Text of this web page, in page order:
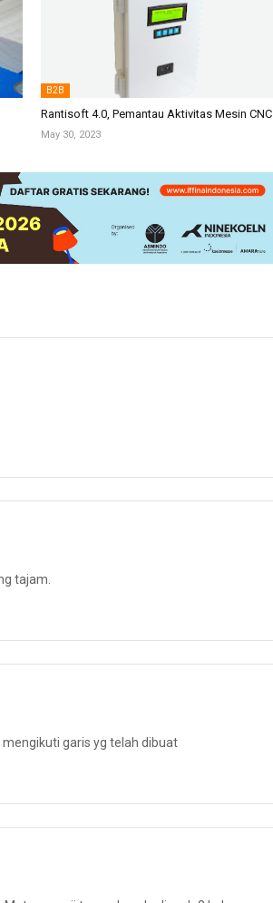
B2B
Rantisoft 4.0, Pemantau Aktivitas Mesin CNC
May 30, 2023
tajam.
garis yg telah dibuat